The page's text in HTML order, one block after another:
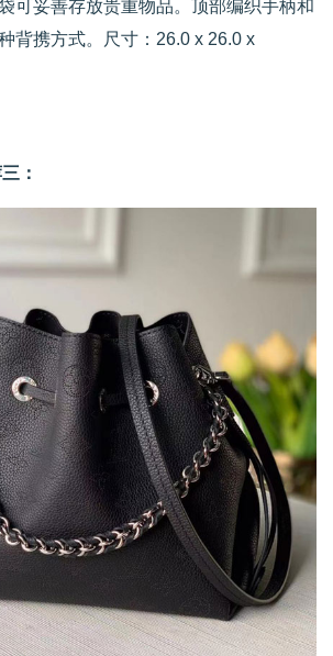
可妥善存放贵重物品。顶部编织手柄和
背携方式。尺寸：26.0 x 26.0 x
：